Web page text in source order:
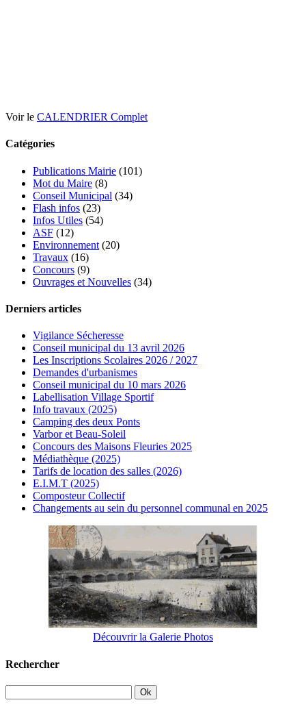
Voir le CALENDRIER Complet
Catégories
Publications Mairie (101)
Mot du Maire (8)
Conseil Municipal (34)
Flash infos (23)
Infos Utiles (54)
ASF (12)
Environnement (20)
Travaux (16)
Concours (9)
Ouvrages et Nouvelles (34)
Derniers articles
Vigilance Sécheresse
Conseil municipal du 13 avril 2026
Les Inscriptions Scolaires 2026 / 2027
Demandes d'urbanismes
Conseil municipal du 10 mars 2026
Labellisation Village Sportif
Info travaux (2025)
Camping des deux Ponts
Varbor et Beau-Soleil
Concours des Maisons Fleuries 2025
Médiathèque (2025)
Tarifs de location des salles (2026)
E.I.M.T (2025)
Composteur Collectif
Changements au sein du personnel communal en 2025
Découvrir la Galerie Photos
Rechercher